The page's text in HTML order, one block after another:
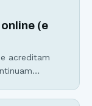
em um(e
acreditam
que o